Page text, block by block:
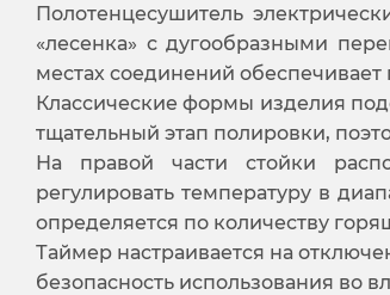
Полотенцесушитель
«лесенка» с дугообразными
местах соединений
Классические формы изделия
тщательный этап полировки,
На правой части стойки
регулировать температуру в
определяется по количеству
Таймер настраивается на
безопасность использования во